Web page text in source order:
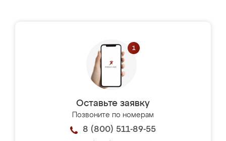
Оставьте заявку
Позвоните по номерам
8 (800) 511-89-55